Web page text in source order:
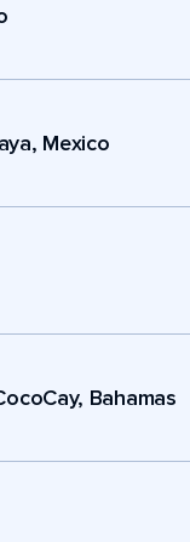
Mexico
Bahamas